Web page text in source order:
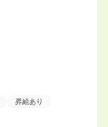
昇給あり